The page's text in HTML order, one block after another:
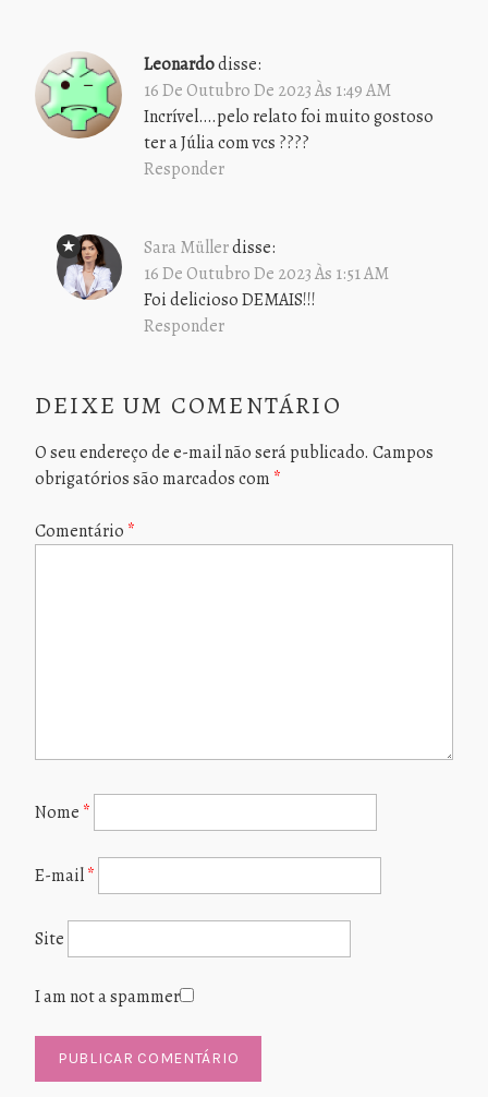
Leonardodisse:
16 De Outubro De 2023 Às 1:49 AM
Incrível….pelo relato foi muito gostoso
ter a Júlia com vcs ????
Responder
Sara Müllerdisse:
16 De Outubro De 2023 Às 1:51 AM
Foi delicioso DEMAIS!!!
Responder
DEIXE UM COMENTÁRIO
O seu endereço de e-mail não será publicado. Campos
obrigatórios são marcados com *
Comentário *
Nome *
E-mail*
Site
I am not a spammer